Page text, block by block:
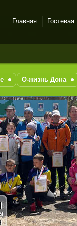
Главная Гостевая
О-жизнь Дона